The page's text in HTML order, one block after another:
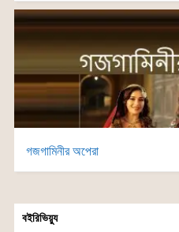
গজগামিনীর অপেরা
বইরিভিয়্যু